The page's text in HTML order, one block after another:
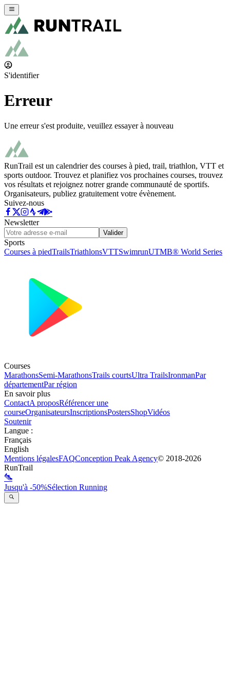
S'identifier
Erreur
Une erreur s'est produite, veuillez essayer à nouveau
RunTrail est un calendrier des courses à pied, trail, triathlon, VTT et
sports outdoor. Trouvez et planifiez vos prochaines courses, trouvez
vos résultats et rejoignez notrer grande communauté de sportifs.
Organisateurs, publiez gratuitement votre évènement.
Suivez-nous
Newsletter
Valider
Sports
Courses à piedTrailsTriathlonsVTTSwimrunUTMB® World Series
Courses
MarathonsSemi-MarathonsTrails courtsUltra TrailsIronmanPar
départementPar région
En savoir plus
ContactA proposRéférencer une
courseOrganisateursInscriptionsPostersShopVidéos
Soutenir
Langue :
Français
English
Mentions légalesFAQConception Peak Agency© 2018-2026
RunTrail
Jusqu'à -50%Sélection Running